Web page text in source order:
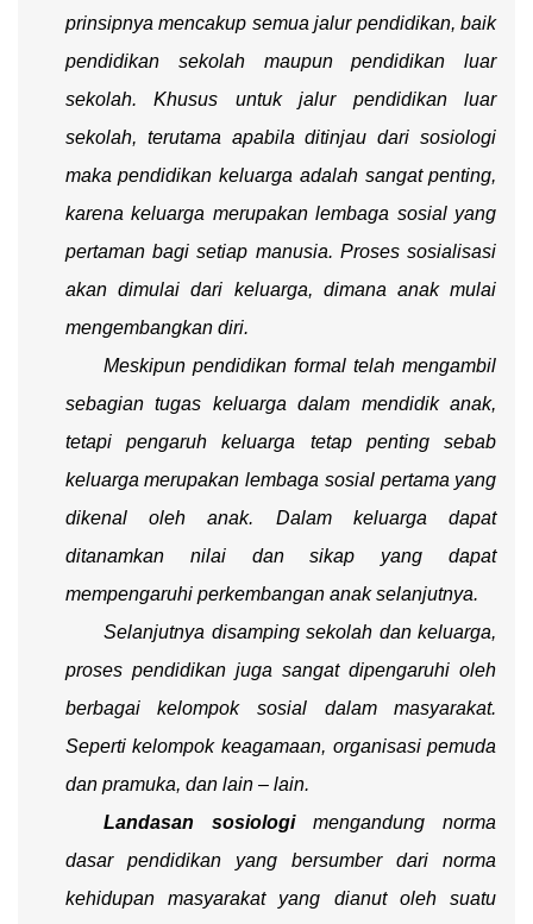
prinsipnya mencakup semua jalur pendidikan, baik
pendidikan sekolah maupun pendidikan luar
sekolah. Khusus untuk jalur pendidikan luar
sekolah, terutama apabila ditinjau dari sosiologi
maka pendidikan keluarga adalah sangat penting,
karena keluarga merupakan lembaga sosial yang
pertaman bagi setiap manusia. Proses sosialisasi
akan dimulai dari keluarga, dimana anak mulai
mengembangkan diri.
Meskipun pendidikan formal telah mengambil
sebagian tugas keluarga dalam mendidik anak,
tetapi pengaruh keluarga tetap penting sebab
keluarga merupakan lembaga sosial pertama yang
dikenal oleh anak. Dalam keluarga dapat
ditanamkan nilai dan sikap yang dapat
mempengaruhi perkembangan anak selanjutnya.
Selanjutnya disamping sekolah dan keluarga,
proses pendidikan juga sangat dipengaruhi oleh
berbagai kelompok sosial dalam masyarakat.
Seperti kelompok keagamaan, organisasi pemuda
dan pramuka, dan lain – lain.
Landasan sosiologimengandung norma
dasar pendidikan yang bersumber dari norma
kehidupan masyarakat yang dianut oleh suatu